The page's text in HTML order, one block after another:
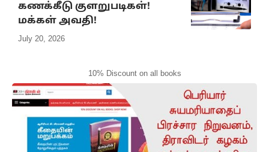
கணக்கீடு குளறுபடிகள்!
மக்கள் அவதி!
July 20, 2026
10% Discount on all books